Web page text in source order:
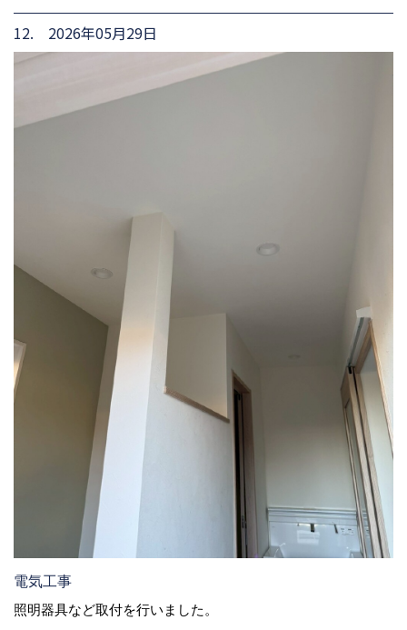
12. 2026年05月29日
電気工事
照明器具など取付を行いました。